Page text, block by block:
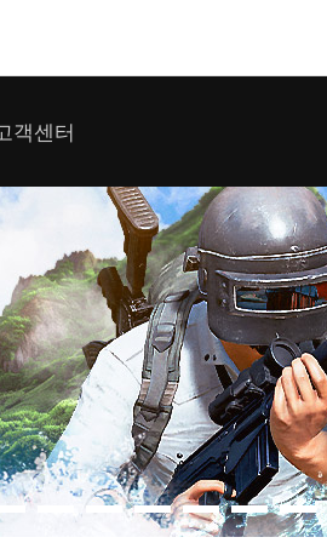
내정보
보안센터
고객센터
공지사항
카카오게임즈 PC방
게임코인
게임시간선택제
객센터
한 이의신청
보안센터